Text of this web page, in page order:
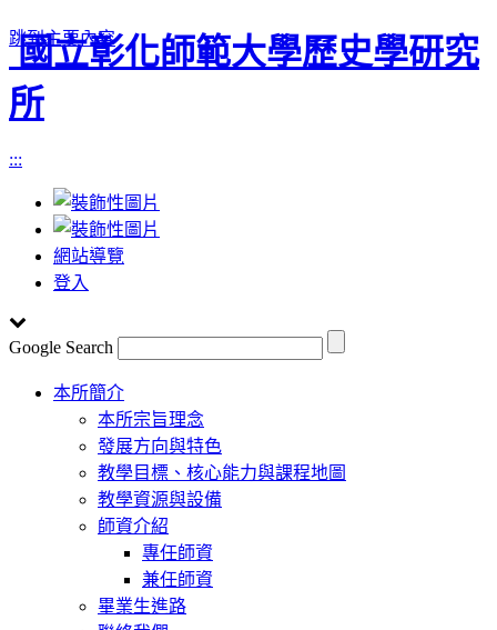
跳到主要內容
國立彰化師範大學歷史學研究
所
:::
網站導覽
登入
Google Search
Toggle
navigation
本所簡介
本所宗旨理念
發展方向與特色
教學目標、核心能力與課程地圖
教學資源與設備
師資介紹
專任師資
兼任師資
畢業生進路